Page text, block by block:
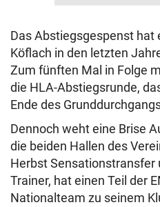
Das Abstiegsgespenst hat
Köflach in den letzten
Zum fünften Mal in Folge
die HLA-Abstiegsrunde,
Ende des
Dennoch weht eine Brise
die beiden Hallen des
Herbst
Trainer, hat einen Teil der
Nationalteam zu seinem